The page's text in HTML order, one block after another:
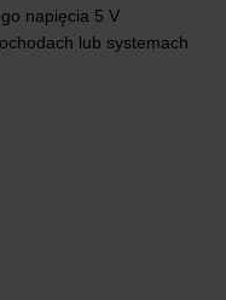
napięcia 5 V
lub systemach